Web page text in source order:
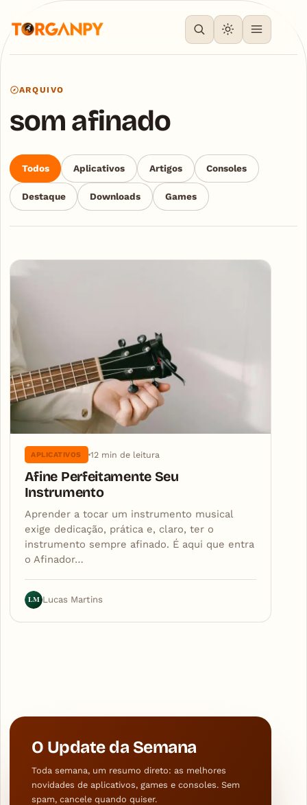
ARQUIVO
som afinado
Todos Aplicativos Artigos Consoles
Destaque Downloads Games
Articles
APLICATIVOS 12 min de leitura
Afine Perfeitamente Seu
Instrumento
Aprender a tocar um instrumento musical
exige dedicação, prática e, claro, ter o
instrumento sempre afinado. É aqui que entra
o Afinador…
LM Lucas Martins
O Update da Semana
Toda semana, um resumo direto: as melhores
novidades de aplicativos, games e consoles. Sem
spam, cancele quando quiser.